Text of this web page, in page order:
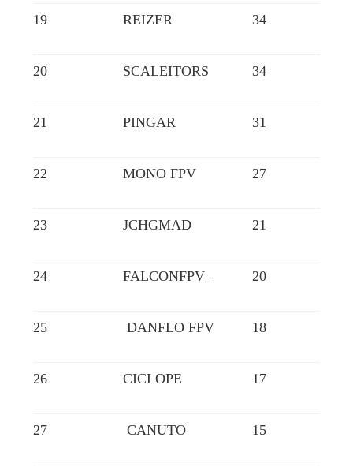
19 REIZER 34
20 SCALEITORS 34
21 PINGAR 31
22 MONO FPV 27
23 JCHGMAD 21
24 FALCONFPV_ 20
25 DANFLO FPV 18
26 CICLOPE 17
27 CANUTO 15